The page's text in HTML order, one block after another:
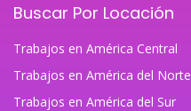
Buscar Por Locación
Trabajos en América Central
Trabajos en América del Norte
Trabajos en América del Sur